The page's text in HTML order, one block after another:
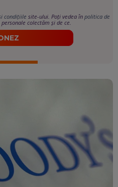
condițiile site-ului. Poți vedea în politica de
colectăm și de ce.